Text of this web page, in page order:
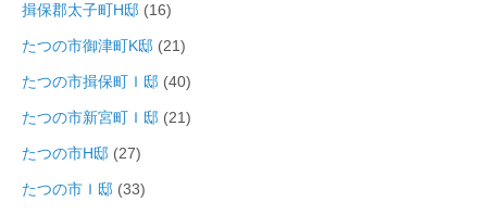
揖保郡太子町H邸 (16)
たつの市御津町K邸 (21)
たつの市揖保町Ｉ邸 (40)
たつの市新宮町Ｉ邸 (21)
たつの市H邸 (27)
たつの市Ｉ邸 (33)